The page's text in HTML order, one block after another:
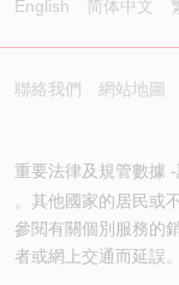
English 简体中文
聯絡我們 網站地圖
重要法律及規管數據
。其他國家的居民或
參閱有關個別服務的
者或網上交通而延誤。